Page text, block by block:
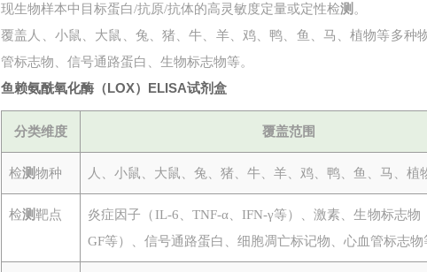
现生物样本中目标蛋白/抗原/抗体的高灵敏度定量或定性检测 。
覆盖人、小鼠、大鼠、兔、猪、牛、羊、鸡、鸭、鱼、马、植物等多种
管标志物、信号通路蛋白、生物标志物等。
鱼赖氨酰氧化酶（LOX）ELISA试剂盒
分类维度 覆盖范围
检测物种 人、小鼠、大鼠、兔、猪、牛、羊、鸡、鸭、鱼、马、植
检测靶点 炎症因子（ IL-6、TNF-α、IFN-γ等）、激素、生物标志物
GF等）、信号通路蛋白、细胞凋亡标记物、心血管标志物